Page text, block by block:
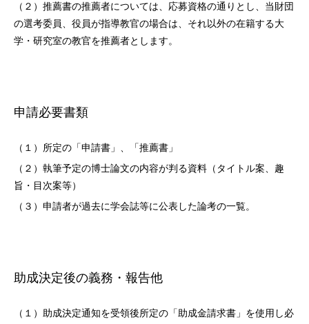
（２）推薦書の推薦者については、応募資格の通りとし、当財団
の選考委員、役員が指導教官の場合は、それ以外の在籍する大
学・研究室の教官を推薦者とします。
申請必要書類
（１）所定の「申請書」、「推薦書」
（２）執筆予定の博士論文の内容が判る資料（タイトル案、趣
旨・目次案等）
（３）申請者が過去に学会誌等に公表した論考の一覧。
助成決定後の義務・報告他
（１）助成決定通知を受領後所定の「助成金請求書」を使用し必